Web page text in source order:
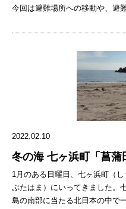
いては、出血するようなイボは
ボには血管が入っているようには見えないで
今回は避難場所への移動や、避
ッグは、災害時のペットとの避
れば、ケージのように使用し、
ゃんの腕を通す穴や、背中を支
した設計です。おすわりした状
ません！災害時はもちろん、お
入はこちらへ 「K9 Sport Sack」の犬用リュックキャリー 猫用なら
「Travel CAT」のリュックキャ
で、避難先でケージのように使
防止のクリップが付いているの
Travel CATのキャリーバッグを
は下記よりご覧ください！（人
2022.02.10
冬の海 七ヶ浜町「菖蒲
1月のある日曜日、七ヶ浜町（
ぶたはま）にいってきました。
島の南部に当たる北日本の中で